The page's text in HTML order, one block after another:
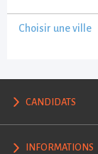
Choisir une ville
CANDIDATS
INFORMATIONS